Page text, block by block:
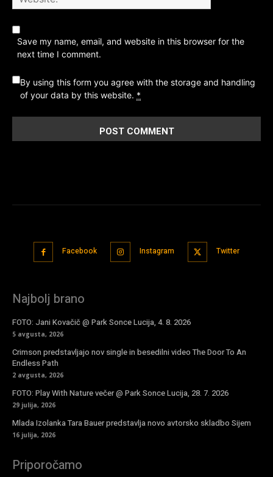
Save my name, email, and website in this browser for the
next time I comment.
By using this form you agree with the storage and handling
of your data by this website. *
Facebook Instagram Twitter
Najbolj brano
FOTO: Jani Kovačič @ Park Sonce Lucija, 4. 8. 2026
5 avgusta, 2026
Crimson predstavljajo nov single in besedilni video The Door To An
Endless Path
2 avgusta, 2026
FOTO: Play With Nature večer @ Park Sonce Lucija, 28. 7. 2026
29 julija, 2026
Mlada Izolanka Tara Bauer predstavlja novo avtorsko skladbo Sijem
16 julija, 2026
Priporočamo